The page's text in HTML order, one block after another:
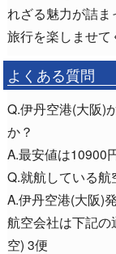
れざる魅力が詰
旅行を楽しませて
よくある質問
Q.伊丹空港(大阪)
か？
A.最安値は10900
Q.就航している航
A.伊丹空港(大阪)
航空会社は下記の
空) 3便